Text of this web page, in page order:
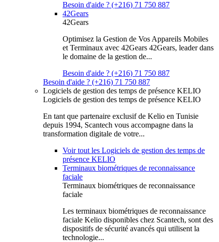
Besoin d'aide ? (+216) 71 750 887
42Gears
42Gears
Optimisez la Gestion de Vos Appareils Mobiles
et Terminaux avec 42Gears 42Gears, leader dans
le domaine de la gestion de...
Besoin d'aide ? (+216) 71 750 887
Besoin d'aide ? (+216) 71 750 887
Logiciels de gestion des temps de présence KELIO
Logiciels de gestion des temps de présence KELIO
En tant que partenaire exclusif de Kelio en Tunisie
depuis 1994, Scantech vous accompagne dans la
transformation digitale de votre...
Voir tout les Logiciels de gestion des temps de
présence KELIO
Terminaux biométriques de reconnaissance
faciale
Terminaux biométriques de reconnaissance
faciale
Les terminaux biométriques de reconnaissance
faciale Kelio disponibles chez Scantech, sont des
dispositifs de sécurité avancés qui utilisent la
technologie...